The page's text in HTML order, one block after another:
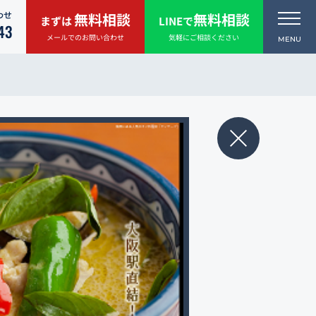
せ まずは無料相談
メールでのお問い合わせ
LINEで無料相談
気軽にご相談ください